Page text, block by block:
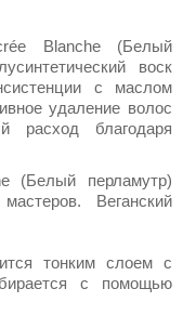
Blanche (Белый
воск
с маслом
удаление волос
расход благодаря
(Белый перламутр)
Веганский
тонким слоем с
с помощью